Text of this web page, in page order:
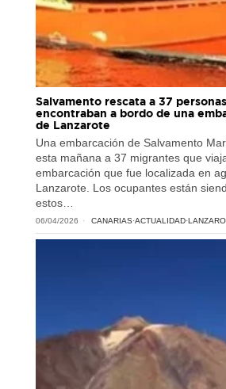
Salvamento rescata a 37
encontraban a bordo de una
de Lanzarote
Una embarcación de Salvamento
esta mañana a 37 migrantes que
embarcación que fue localizada en
Lanzarote. Los ocupantes están
estos…
06/04/2026 CANARIAS·ACTUALIDAD·